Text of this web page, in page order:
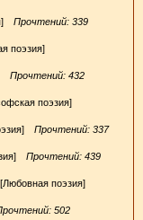
Прочтений: 339
поэзия]
Прочтений: 432
поэзия]
Прочтений: 337
Прочтений: 439
[Любовная поэзия]
502